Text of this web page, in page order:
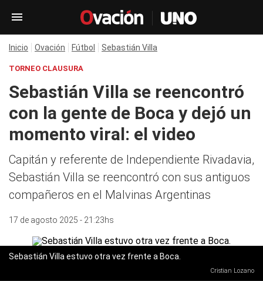
Inicio Ovación Fútbol Sebastián Villa
TORNEO CLAUSURA
Sebastián Villa se reencontró
con la gente de Boca y dejó un
momento viral: el video
Capitán y referente de Independiente Rivadavia,
Sebastián Villa se reencontró con sus antiguos
compañeros en el Malvinas Argentinas
17 de agosto 2025 - 21:23hs
Sebastián Villa estuvo otra vez frente a Boca.
Cristian Lozano